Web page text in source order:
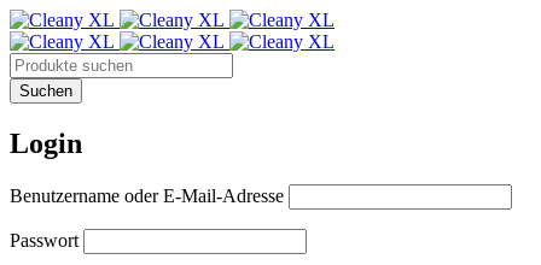
Login
Benutzername oder E-Mail-Adresse
Passwort